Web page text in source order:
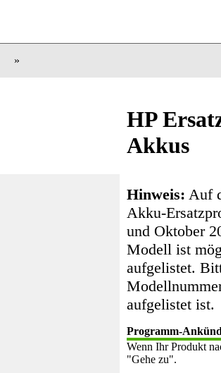
»
HP
Akkus
Hinweis: Auf
Akku-
und Oktober
Modell ist
aufgelistet.
aufgelistet ist.
Programm-
Wenn Ihr Produkt
"Gehe zu".